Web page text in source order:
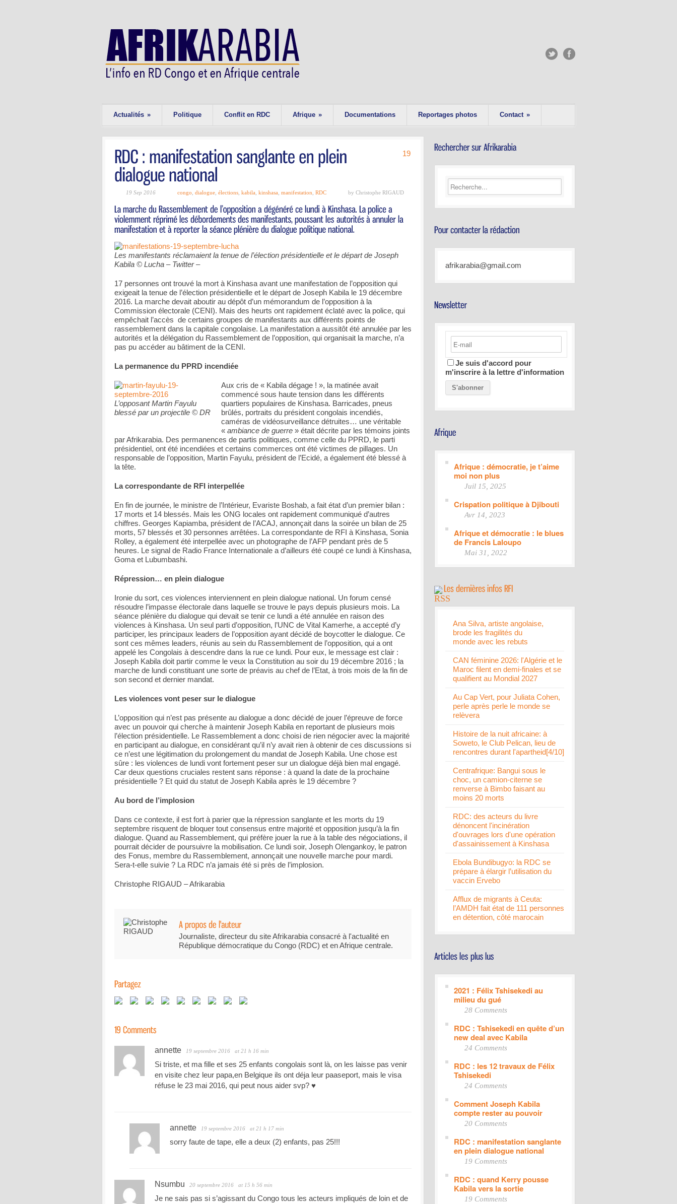
Actualités » Politique Conflit en RDC Afrique » Documentations Reportages photos Contact »
19
19 Sep 2016 congo dialogue élections kabila kinshasa manifestation RDC by Christophe RIGAUD
Les manifestants réclamaient la tenue de l’élection présidentielle et le départ de Joseph
Kabila © Lucha – Twitter –
17 personnes ont trouvé la mort à Kinshasa avant une manifestation de l’opposition qui
exigeait la tenue de l’élection présidentielle et le départ de Joseph Kabila le 19 décembre
2016. La marche devait aboutir au dépôt d’un mémorandum de l’opposition à la
Commission électorale (CENI). Mais des heurts ont rapidement éclaté avec la police, qui
empêchait l’accès de certains groupes de manifestants aux différents points de
rassemblement dans la capitale congolaise. La manifestation a aussitôt été annulée par les
autorités et la délégation du Rassemblement de l’opposition, qui organisait la marche, n’a
pas pu accéder au bâtiment de la CENI.
La permanence du PPRD incendiée
L’opposant Martin Fayulu
blessé par un projectile © DR
Aux cris de « Kabila dégage ! », la matinée avait
commencé sous haute tension dans les différents
quartiers populaires de Kinshasa. Barricades, pneus
brûlés, portraits du président congolais incendiés,
caméras de vidéosurveillance détruites… une véritable
« ambiance de guerre » était décrite par les témoins joints
par Afrikarabia. Des permanences de partis politiques, comme celle du PPRD, le parti
présidentiel, ont été incendiées et certains commerces ont été victimes de pillages. Un
responsable de l’opposition, Martin Fayulu, président de l’Ecidé, a également été blessé à
la tête.
La correspondante de RFI interpellée
En fin de journée, le ministre de l’Intérieur, Evariste Boshab, a fait état d’un premier bilan :
17 morts et 14 blessés. Mais les ONG locales ont rapidement communiqué d’autres
chiffres. Georges Kapiamba, président de l’ACAJ, annonçait dans la soirée un bilan de 25
morts, 57 blessés et 30 personnes arrêtées. La correspondante de RFI à Kinshasa, Sonia
Rolley, a également été interpellée avec un photographe de l’AFP pendant près de 5
heures. Le signal de Radio France Internationale a d’ailleurs été coupé ce lundi à Kinshasa,
Goma et Lubumbashi.
Répression… en plein dialogue
Ironie du sort, ces violences interviennent en plein dialogue national. Un forum censé
résoudre l’impasse électorale dans laquelle se trouve le pays depuis plusieurs mois. La
séance plénière du dialogue qui devait se tenir ce lundi a été annulée en raison des
violences à Kinshasa. Un seul parti d’opposition, l’UNC de Vital Kamerhe, a accepté d’y
participer, les principaux leaders de l’opposition ayant décidé de boycotter le dialogue. Ce
sont ces mêmes leaders, réunis au sein du Rassemblement de l’opposition, qui a ont
appelé les Congolais à descendre dans la rue ce lundi. Pour eux, le message est clair :
Joseph Kabila doit partir comme le veux la Constitution au soir du 19 décembre 2016 ; la
marche de lundi constituant une sorte de préavis au chef de l’Etat, à trois mois de la fin de
son second et dernier mandat.
Les violences vont peser sur le dialogue
L’opposition qui n’est pas présente au dialogue a donc décidé de jouer l’épreuve de force
avec un pouvoir qui cherche à maintenir Joseph Kabila en reportant de plusieurs mois
l’élection présidentielle. Le Rassemblement a donc choisi de rien négocier avec la majorité
en participant au dialogue, en considérant qu’il n’y avait rien à obtenir de ces discussions si
ce n’est une légitimation du prolongement du mandat de Joseph Kabila. Une chose est
sûre : les violences de lundi vont fortement peser sur un dialogue déjà bien mal engagé.
Car deux questions cruciales restent sans réponse : à quand la date de la prochaine
présidentielle ? Et quid du statut de Joseph Kabila après le 19 décembre ?
Au bord de l’implosion
Dans ce contexte, il est fort à parier que la répression sanglante et les morts du 19
septembre risquent de bloquer tout consensus entre majorité et opposition jusqu’à la fin
dialogue. Quand au Rassemblement, qui préfère jouer la rue à la table des négociations, il
pourrait décider de poursuivre la mobilisation. Ce lundi soir, Joseph Olengankoy, le patron
des Fonus, membre du Rassemblement, annonçait une nouvelle marche pour mardi.
Sera-t-elle suivie ? La RDC n’a jamais été si près de l’implosion.
Christophe RIGAUD – Afrikarabia
Journaliste, directeur du site Afrikarabia consacré à l'actualité en
République démocratique du Congo (RDC) et en Afrique centrale.
annette 19 septembre 2016 at 21 h 16 min
Si triste, et ma fille et ses 25 enfants congolais sont là, on les laisse pas venir
en visite chez leur papa,en Belgique ils ont déja leur paaseport, mais le visa
réfuse le 23 mai 2016, qui peut nous aider svp? ♥
annette 19 septembre 2016 at 21 h 17 min
sorry faute de tape, elle a deux (2) enfants, pas 25!!!
Nsumbu 20 septembre 2016 at 15 h 56 min
Je ne sais pas si s’agissant du Congo tous les acteurs impliqués de loin et de
afrikarabia@gmail.com
Je suis d'accord pour
m'inscrire à la lettre d'information
Afrique : démocratie, je t’aime
moi non plus
Juil 15, 2025
Crispation politique à Djibouti
Avr 14, 2023
Afrique et démocratie : le blues
de Francis Laloupo
Mai 31, 2022
Ana Silva, artiste angolaise,
brode les fragilités du
monde avec les rebuts
CAN féminine 2026: l'Algérie et le
Maroc filent en demi-finales et se
qualifient au Mondial 2027
Au Cap Vert, pour Juliata Cohen,
perle après perle le monde se
relèvera
Histoire de la nuit africaine: à
Soweto, le Club Pelican, lieu de
rencontres durant l'apartheid[4/10]
Centrafrique: Bangui sous le
choc, un camion-citerne se
renverse à Bimbo faisant au
moins 20 morts
RDC: des acteurs du livre
dénoncent l'incinération
d'ouvrages lors d'une opération
d'assainissement à Kinshasa
Ebola Bundibugyo: la RDC se
prépare à élargir l’utilisation du
vaccin Ervebo
Afflux de migrants à Ceuta:
l’AMDH fait état de 111 personnes
en détention, côté marocain
2021 : Félix Tshisekedi au
milieu du gué
28 Comments
RDC : Tshisekedi en quête d’un
new deal avec Kabila
24 Comments
RDC : les 12 travaux de Félix
Tshisekedi
24 Comments
Comment Joseph Kabila
compte rester au pouvoir
20 Comments
RDC : manifestation sanglante
en plein dialogue national
19 Comments
RDC : quand Kerry pousse
Kabila vers la sortie
19 Comments